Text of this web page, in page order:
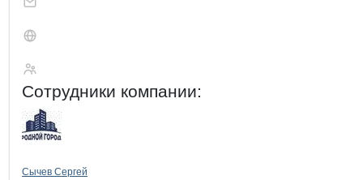
Сотрудники компании:
Сычев Сергей